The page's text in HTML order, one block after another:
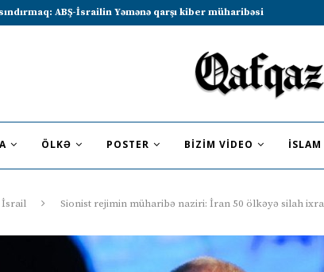
prezidentini Rusiya–Ərəb sammitində iştirak etməyə dəvət...
ÖLKƏ POSTER BIZIM VIDEO İSLAM
İsrail Sionist rejimin müharibə naziri: İran 50 ölkəyə silah